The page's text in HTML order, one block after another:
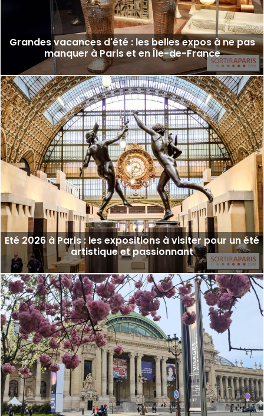
Grandes vacances d'été : les belles expos à ne pas
manquer à Paris et en Île-de-France
Eté 2026 à Paris : les expositions à visiter pour un été
artistique et passionnant